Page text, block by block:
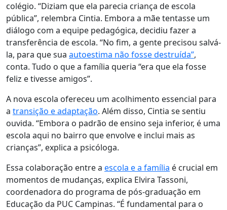
colégio. “Diziam que ela parecia criança de escola
pública”, relembra Cintia. Embora a mãe tentasse um
diálogo com a equipe pedagógica, decidiu fazer a
transferência de escola. “No fim, a gente precisou salvá-
la, para que sua autoestima não fosse destruída”,
conta. Tudo o que a família queria “era que ela fosse
feliz e tivesse amigos”.
A nova escola ofereceu um acolhimento essencial para
a transição e adaptação. Além disso, Cintia se sentiu
ouvida. “Embora o padrão de ensino seja inferior, é uma
escola aqui no bairro que envolve e inclui mais as
crianças”, explica a psicóloga.
Essa colaboração entre a escola e a família é crucial em
momentos de mudanças, explica Elvira Tassoni,
coordenadora do programa de pós-graduação em
Educação da PUC Campinas. “É fundamental para o